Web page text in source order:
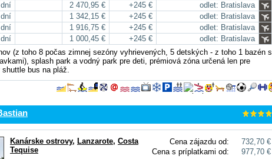
2 470,95 € +245 €
odlet: Bratislava
1 342,15 € +245 €
odlet: Bratislava
1 916,75 € +245 €
odlet: Bratislava
1 000,45 € +245 €
odlet: Bratislava
(z toho 8 počas zimnej sezóny vyhrievených, 5 detských - z toho 1 bazén s
splash park a vodný park pre deti, prémiová zóna určená len pre
bus na pláž.
Cena zájazdu od:
732,70 €
Cena s príplatkami od:
977,70 €
Kanárske ostrovy, Lanzarote, Costa
Tequise